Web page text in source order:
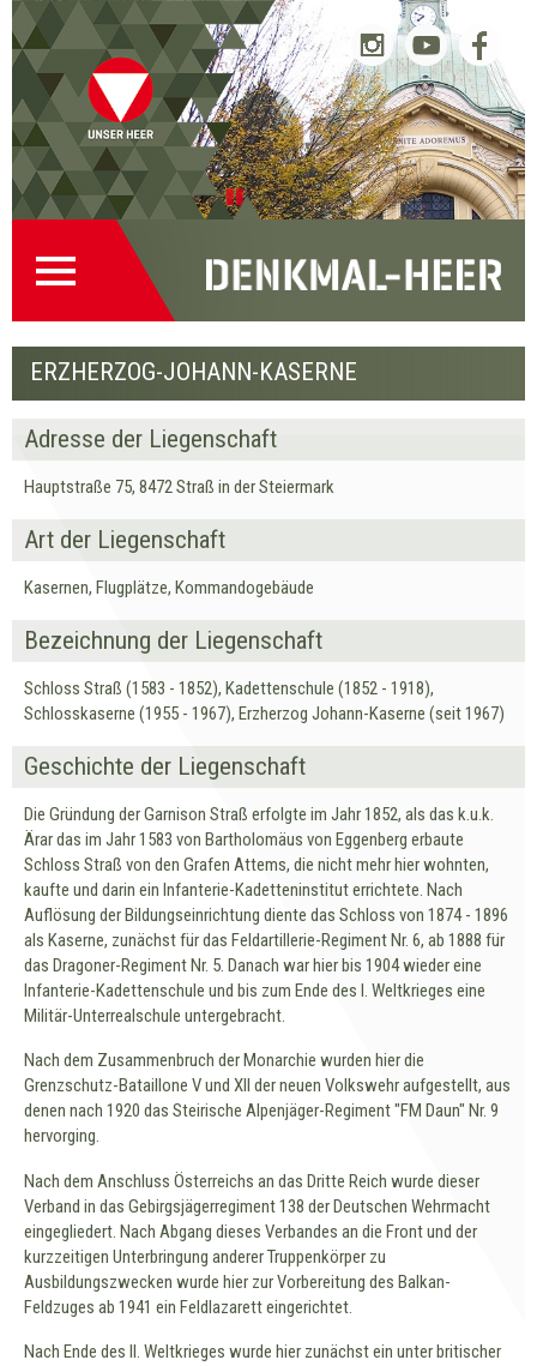
Startseite
(0)
Direkt
zur
Navigation
Direkt
zum
Inhalt
Zur
Denkmalsuche
(1)
Kontakt
(2)
ERZHERZOG-JOHANN-KASERNE
Adresse der Liegenschaft
Hauptstraße 75, 8472 Straß in der Steiermark
Art der Liegenschaft
Kasernen, Flugplätze, Kommandogebäude
Bezeichnung der Liegenschaft
Schloss Straß (1583 - 1852), Kadettenschule (1852 - 1918),
Schlosskaserne (1955 - 1967), Erzherzog Johann-Kaserne (seit 1967)
Geschichte der Liegenschaft
Die Gründung der Garnison Straß erfolgte im Jahr 1852, als das k.u.k.
Ärar das im Jahr 1583 von Bartholomäus von Eggenberg erbaute
Schloss Straß von den Grafen Attems, die nicht mehr hier wohnten,
kaufte und darin ein Infanterie-Kadetteninstitut errichtete. Nach
Auflösung der Bildungseinrichtung diente das Schloss von 1874 - 1896
als Kaserne, zunächst für das Feldartillerie-Regiment Nr. 6, ab 1888 für
das Dragoner-Regiment Nr. 5. Danach war hier bis 1904 wieder eine
Infanterie-Kadettenschule und bis zum Ende des I. Weltkrieges eine
Militär-Unterrealschule untergebracht.
Nach dem Zusammenbruch der Monarchie wurden hier die
Grenzschutz-Bataillone V und XII der neuen Volkswehr aufgestellt, aus
denen nach 1920 das Steirische Alpenjäger-Regiment "FM Daun" Nr. 9
hervorging.
Nach dem Anschluss Österreichs an das Dritte Reich wurde dieser
Verband in das Gebirgsjägerregiment 138 der Deutschen Wehrmacht
eingegliedert. Nach Abgang dieses Verbandes an die Front und der
kurzzeitigen Unterbringung anderer Truppenkörper zu
Ausbildungszwecken wurde hier zur Vorbereitung des Balkan-
Feldzuges ab 1941 ein Feldlazarett eingerichtet.
Nach Ende des II. Weltkrieges wurde hier zunächst ein unter britischer